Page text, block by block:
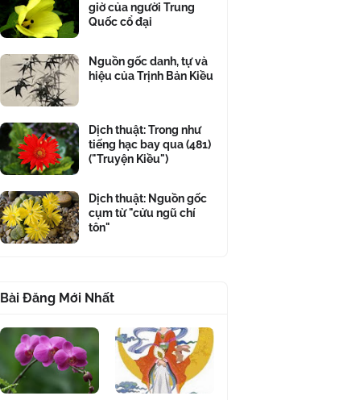
giờ của người Trung
Quốc cổ đại
Nguồn gốc danh, tự và
hiệu của Trịnh Bản Kiều
Dịch thuật: Trong như
tiếng hạc bay qua (481)
("Truyện Kiều")
Dịch thuật: Nguồn gốc
cụm từ "cửu ngũ chí
tôn"
Bài Đăng Mới Nhất